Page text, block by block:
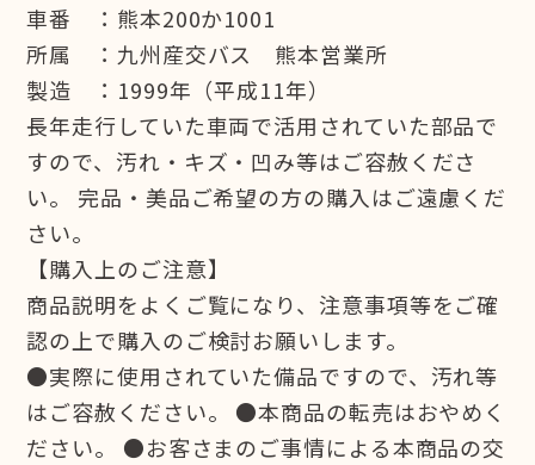
車番 ：熊本200か1001
所属 ：九州産交バス 熊本営業所
製造 ：1999年（平成11年）
長年走行していた車両で活用されていた部品で
すので、汚れ・キズ・凹み等はご容赦くださ
い。 完品・美品ご希望の方の購入はご遠慮くだ
さい。
【購入上のご注意】
商品説明をよくご覧になり、注意事項等をご確
認の上で購入のご検討お願いします。
●実際に使用されていた備品ですので、汚れ等
はご容赦ください。 ●本商品の転売はおやめく
ださい。 ●お客さまのご事情による本商品の交